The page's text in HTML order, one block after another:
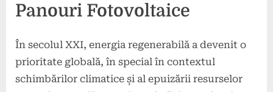
Panouri Fotovoltaice
În secolul XXI, energia regenerabilă a devenit o
prioritate globală, în special în contextul
schimbărilor climatice și al epuizării resurselor